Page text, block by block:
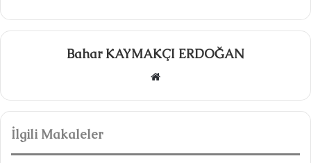
Bahar KAYMAKÇI ERDOĞAN
b
İlgili Makaleler